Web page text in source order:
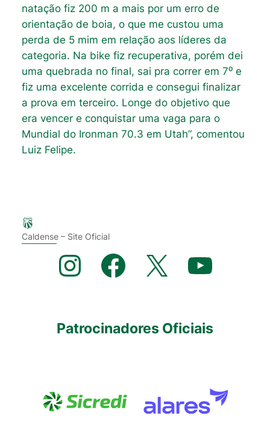
natação fiz 200 m a mais por um erro de
orientação de boia, o que me custou uma
perda de 5 mim em relação aos líderes da
categoria. Na bike fiz recuperativa, porém dei
uma quebrada no final, sai pra correr em 7⁰ e
fiz uma excelente corrida e consegui finalizar
a prova em terceiro. Longe do objetivo que
era vencer e conquistar uma vaga para o
Mundial do Ironman 70.3 em Utah”, comentou
Luiz Felipe.
Caldense – Site Oficial
Instagram Facebook X YouTube
Patrocinadores Oficiais